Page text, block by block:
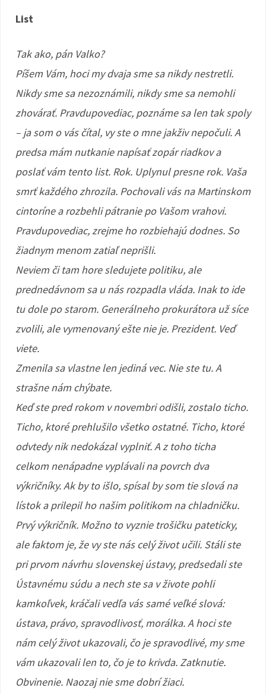
List
Tak ako, pán Valko?
Píšem Vám, hoci my dvaja sme sa nikdy nestretli.
Nikdy sme sa nezoznámili, nikdy sme sa nemohli
zhovárať. Pravdupovediac, poznáme sa len tak spoly
– ja som o vás čítal, vy ste o mne jakživ nepočuli. A
predsa mám nutkanie napísať zopár riadkov a
poslať vám tento list. Rok. Uplynul presne rok. Vaša
smrť každého zhrozila. Pochovali vás na Martinskom
cintoríne a rozbehli pátranie po Vašom vrahovi.
Pravdupovediac, zrejme ho rozbiehajú dodnes. So
žiadnym menom zatiaľ neprišli.
Neviem či tam hore sledujete politiku, ale
prednedávnom sa u nás rozpadla vláda. Inak to ide
tu dole po starom. Generálneho prokurátora už síce
zvolili, ale vymenovaný ešte nie je. Prezident. Veď
viete.
Zmenila sa vlastne len jediná vec. Nie ste tu. A
strašne nám chýbate.
Keď ste pred rokom v novembri odišli, zostalo ticho.
Ticho, ktoré prehlušilo všetko ostatné. Ticho, ktoré
odvtedy nik nedokázal vyplniť. A z toho ticha
celkom nenápadne vyplávali na povrch dva
výkričníky. Ak by to išlo, spísal by som tie slová na
lístok a prilepil ho našim politikom na chladničku.
Prvý výkričník. Možno to vyznie trošičku pateticky,
ale faktom je, že vy ste nás celý život učili. Stáli ste
pri prvom návrhu slovenskej ústavy, predsedali ste
Ústavnému súdu a nech ste sa v živote pohli
kamkoľvek, kráčali vedľa vás samé veľké slová:
ústava, právo, spravodlivosť, morálka. A hoci ste
nám celý život ukazovali, čo je spravodlivé, my sme
vám ukazovali len to, čo je to krivda. Zatknutie.
Obvinenie. Naozaj nie sme dobrí žiaci.